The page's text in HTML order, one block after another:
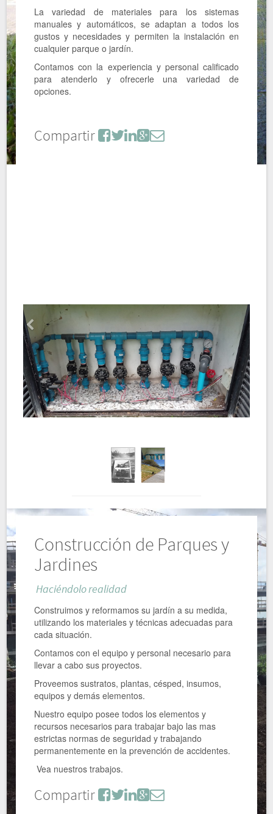
La variedad de materiales para los sistemas
manuales y automáticos, se adaptan a todos los
gustos y necesidades y permiten la instalación en
cualquier parque o jardín.
Contamos con la experiencia y personal calificado
para atenderlo y ofrecerle una variedad de
opciones.
Compartir
Construcción de Parques y
Jardines
Haciéndolo realidad
Construimos y reformamos su jardín a su medida,
utilizando los materiales y técnicas adecuadas para
cada situación.
Contamos con el equipo y personal necesario para
llevar a cabo sus proyectos.
Proveemos sustratos, plantas, césped, insumos,
equipos y demás elementos.
Nuestro equipo posee todos los elementos y
recursos necesarios para trabajar bajo las mas
estrictas normas de seguridad y trabajando
permanentemente en la prevención de accidentes.
Vea nuestros trabajos.
Compartir